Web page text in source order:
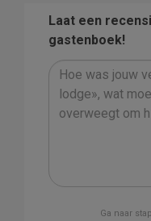
Laat een
gastenboek!
Ga naar